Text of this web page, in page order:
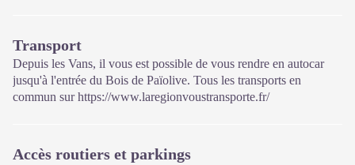
Ouvert toute l'année (se renseigner pour les jours et horaires
d'ouverture en période hivernale)
Transport
Depuis les Vans, il vous est possible de vous rendre en autocar
jusqu'à l'entrée du Bois de Païolive. Tous les transports en
commun surhttps://www.laregionvoustransporte.fr/
Accès routiers et parkings